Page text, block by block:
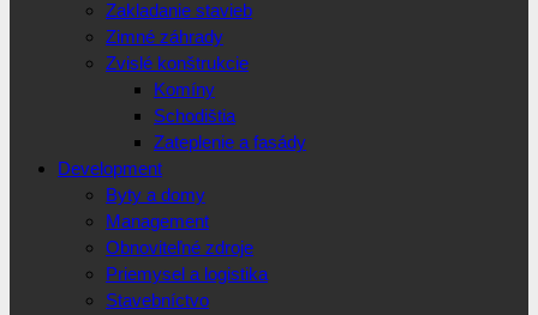
Zakladanie stavieb
Zimné záhrady
Zvislé konštrukcie
Komíny
Schodištia
Zateplenie a fasády
Development
Byty a domy
Management
Obnoviteľné zdroje
Priemysel a logistika
Stavebníctvo